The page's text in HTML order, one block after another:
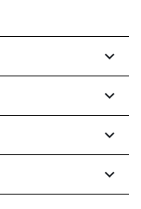
keyboard_arrow_down
keyboard_arrow_down
keyboard_arrow_down
keyboard_arrow_down